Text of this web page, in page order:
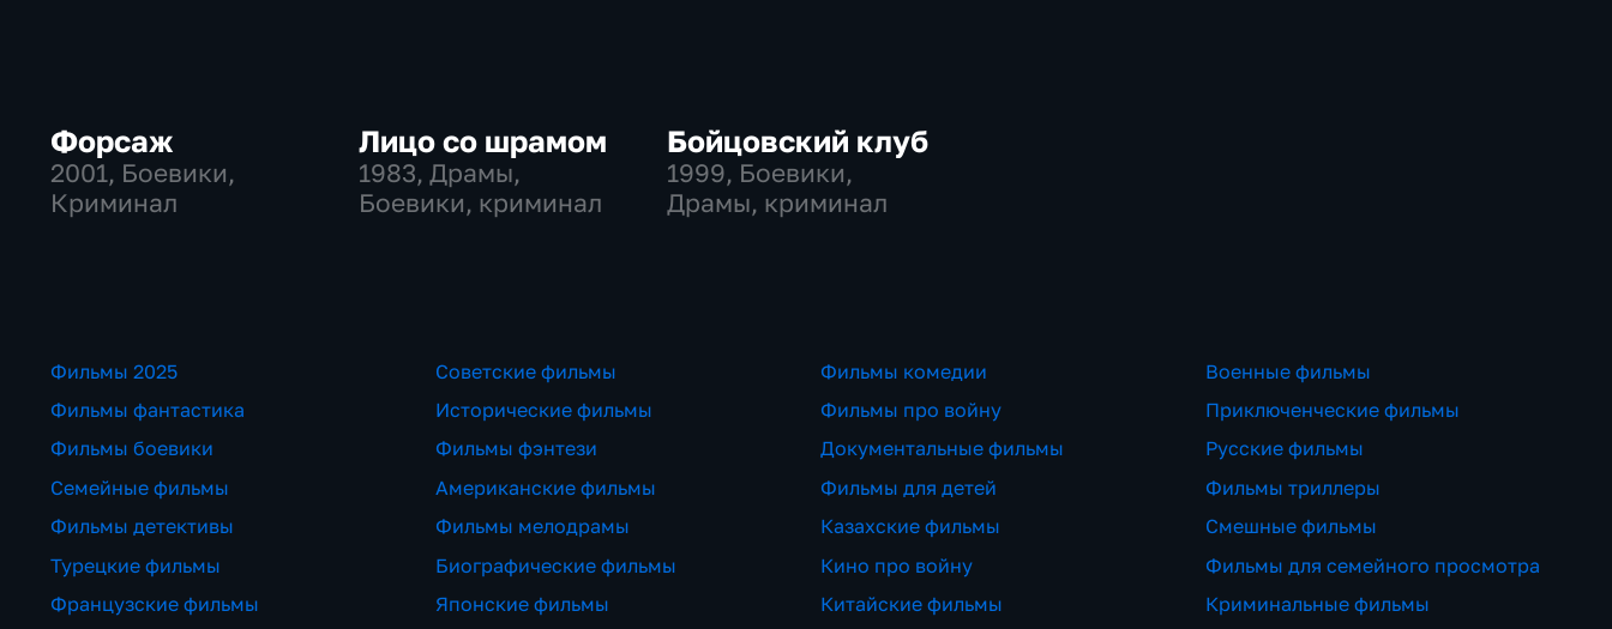
Форсаж
2001, Боевики,
Криминал
Лицо со шрамом
1983, Драмы,
Боевики, криминал
Бойцовский клуб
1999, Боевики,
Драмы, криминал
Фильмы 2025 Советские фильмы Фильмы комедии
Военные фильмы
Фильмы фантастика
Исторические фильмы Фильмы про войну
Приключенческие фильмы
Фильмы боевики
Фильмы фэнтези Документальные фильмы
Русские фильмы
Семейные фильмы
Американские фильмы Фильмы для детей
Фильмы триллеры
Фильмы детективы
Фильмы мелодрамы Казахские фильмы
Смешные фильмы
Турецкие фильмы
Биографические фильмы Кино про войну
Фильмы для семейного просмотра
Французские фильмы
Японские фильмы Китайские фильмы
Криминальные фильмы